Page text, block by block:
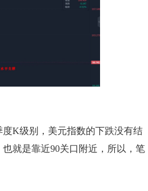
K级别，美元指数的下跌没有结
就是靠近90关口附近，所以，笔